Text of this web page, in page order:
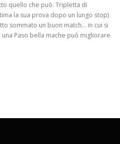
quello che può. Tripletta di
la sua prova dopo un lungo stop)
sommato un buon match… in cui si
Paso bella mache può migliorare